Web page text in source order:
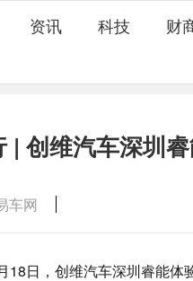
资讯 科技 财
| 创维汽车深圳
车网
18日，创维汽车深圳睿能